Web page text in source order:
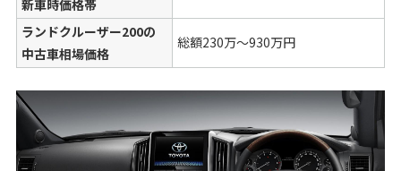
新車時価格帯
ランドクルーザー200の
中古車相場価格
総額230万〜930万円